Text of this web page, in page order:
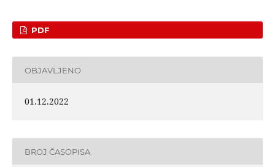
PDF
OBJAVLJENO
01.12.2022
BROJ ČASOPISA